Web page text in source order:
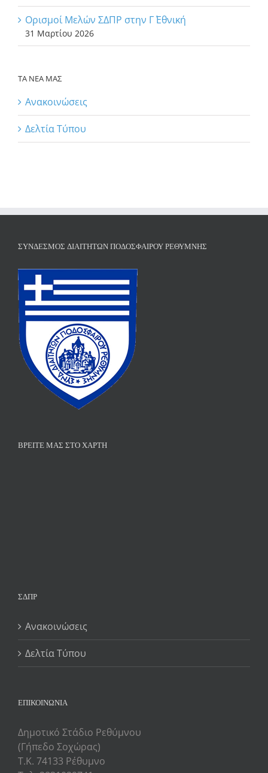
Ορισμοί Μελών ΣΔΠΡ στην Γ΄ Εθνική
31 Μαρτίου 2026
ΤΑ ΝΕΑ ΜΑΣ
Ανακοινώσεις
Δελτία Τύπου
ΣΎΝΔΕΣΜΟΣ ΔΙΑΙΤΗΤΏΝ ΠΟΔΟΣΦΑΊΡΟΥ ΡΕΘΎΜΝΗΣ
ΒΡΕΊΤΕ ΜΑΣ ΣΤΟ ΧΆΡΤΗ
ΣΔΠΡ
Ανακοινώσεις
Δελτία Τύπου
ΕΠΙΚΟΙΝΩΝΙΑ
Δημοτικό Στάδιο Ρεθύμνου
(Γήπεδο Σοχώρας)
Τ.Κ. 74133 Ρέθυμνο